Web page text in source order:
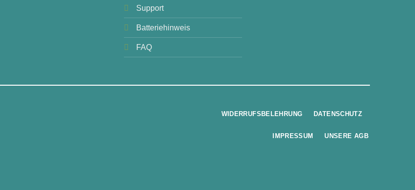
Support
Batteriehinweis
FAQ
WIDERRUFSBELEHRUNG DATENSCHUTZ
IMPRESSUM UNSERE AGB